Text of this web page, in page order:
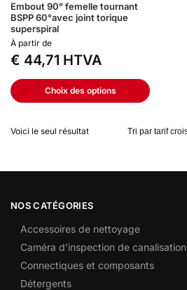
Embout 90° femelle tournant
BSPP 60°avec joint torique
superspiral
À partir de
€ 44,71 HTVA
Choix des options
Voici le seul résultat
NOS CATÉGORIES
Accessoires de nettoyage
Caméra d’inspection de canalisation
Connectiques et composants
Détergents